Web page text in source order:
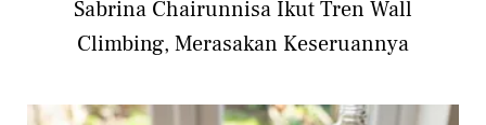
Sabrina Chairunnisa Ikut Tren Wall
Climbing, Merasakan Keseruannya